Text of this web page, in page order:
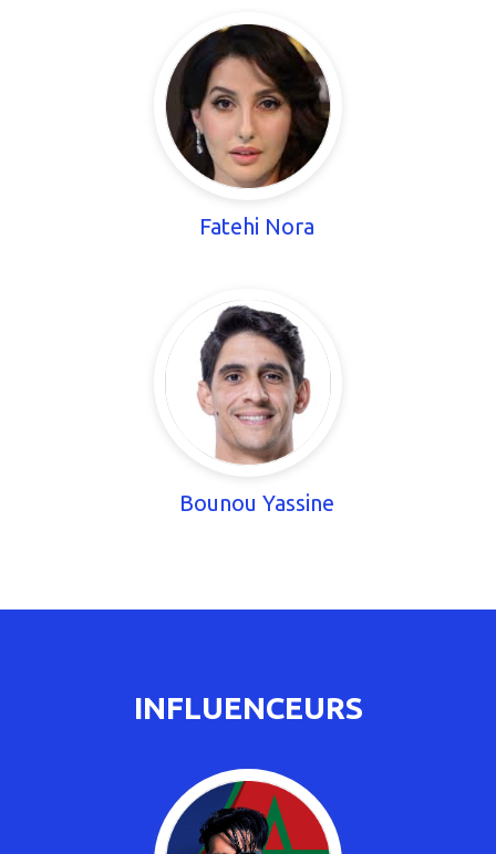
Fatehi Nora
Bounou Yassine
INFLUENCEURS